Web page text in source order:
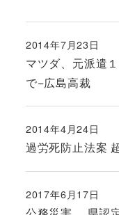
マツダ、元派遣
で−広島高裁
投稿日
2014年7月23日
過労死防止法案
投稿日
2014年4月24日
投稿日
2017年6月17日